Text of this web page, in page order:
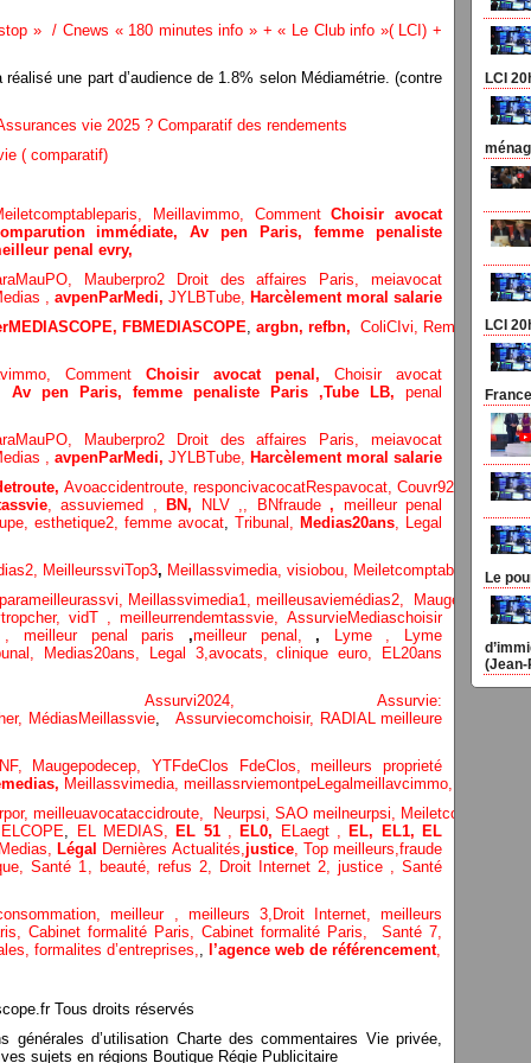
» / Cnews « 180 minutes info » + « Le Club info »( LCI) +
une part d’audience de 1.8% selon Médiamétrie. (contre
vie 2025 ? Comparatif des rendements
( comparatif)
Meillavimmo, CommentChoisir avocat
immédiate,Av pen Paris,femme penaliste
penal evry,
Mauberpro2 Droit des affaires Paris,meiavocat
, avpenParMedi, JYLBTube,
Harcèlement moral salarie
FBMEDIASCOPE argbn, refbn, ColiCIvi, Remypics,
Comment Choisir avocat penal, Choisir avocat
Av pen Paris, femme penaliste Paris ,Tube LB, penal
Mauberpro2 Droit des affaires Paris,meiavocat
, avpenParMedi, JYLBTube,
Harcèlement moral salarie
Avoaccidentroute, responcivacocatRespavocat, Couvr92,
,assuviemed , BN, NLV , BNfraude, meilleur penal
esthetique2, femme avocat Tribunal, Medias20ans Legal
2, MeilleurssviTop3, Meillassvimedia, visiobou Meiletcomptableparis
Meillassvimedia1, meilleusaviemédias2,
Maugepodecep,
vidT ,meilleurrendemtassvie,AssurvieMediaschoisir
meilleur penal paris ,meilleur penal,, Lyme ,
Lyme
Medias20ans, Legal 3, avocats, cliniqueeuro, EL20ans
Assurvi2024,Assurvie:
Médias Meillassvie,Assurviecomchoisir, RADIAL meilleure
Maugepodecep,YTFdeClos FdeClos,meilleurs proprieté
Meillassvimedia, meillassrviemontpe Legalmeillavcimmo,
meilleuavocataccidroute, Neurpsi, SAO meilneurpsi,
ELCOPE EL MEDIAS, EL 51, EL0, ELaegt , EL, EL1, EL
Légal Dernières Actualités, justice, Top meilleurs ,fraude
,Santé 1 , beauté, refus 2, Droit Internet 2, justice, Santé
, meilleur , meilleurs 3, Droit Internet,meilleurs
Cabinet formalité Paris, Cabinet formalité Paris,
Santé 7,
formalites d’entreprises, l’agence web de référencement,
Tous droits réservés
générales d’utilisation Charte des commentaires Vie privée,
sujets en régions Boutique Régie Publicitaire
LCI
LCI
Le
(Jean-